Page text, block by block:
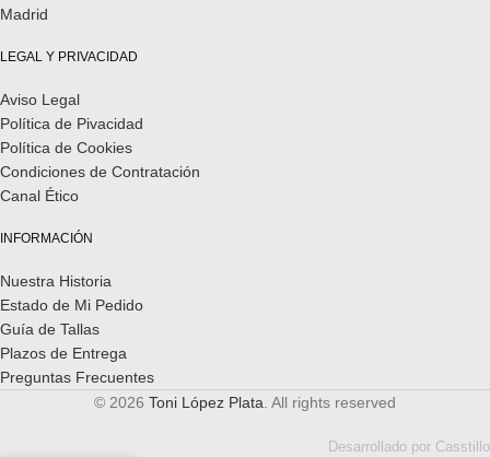
Madrid
LEGAL Y PRIVACIDAD
Aviso Legal
Política de Pivacidad
Política de Cookies
Condiciones de Contratación
Canal Ético
INFORMACIÓN
Nuestra Historia
Estado de Mi Pedido
Guía de Tallas
Plazos de Entrega
Preguntas Frecuentes
© 2026 Toni López Plata . All rights reserved
Desarrollado por Casstillo